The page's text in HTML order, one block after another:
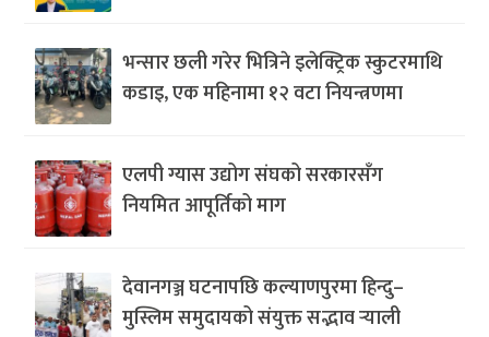
भन्सार छली गरेर भित्रिने इलेक्ट्रिक स्कुटरमाथि
कडाइ, एक महिनामा १२ वटा नियन्त्रणमा
एलपी ग्यास उद्योग संघको सरकारसँग
नियमित आपूर्तिको माग
देवानगञ्ज घटनापछि कल्याणपुरमा हिन्दु–
मुस्लिम समुदायको संयुक्त सद्भाव र्‍याली